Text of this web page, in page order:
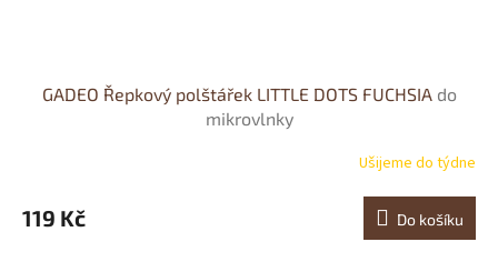
GADEO Řepkový polštářek LITTLE DOTS FUCHSIA do
mikrovlnky
Ušijeme do týdne
119 Kč Do košíku